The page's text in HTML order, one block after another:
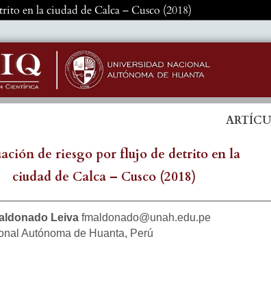
en la ciudad de Calca – Cusco (2018)